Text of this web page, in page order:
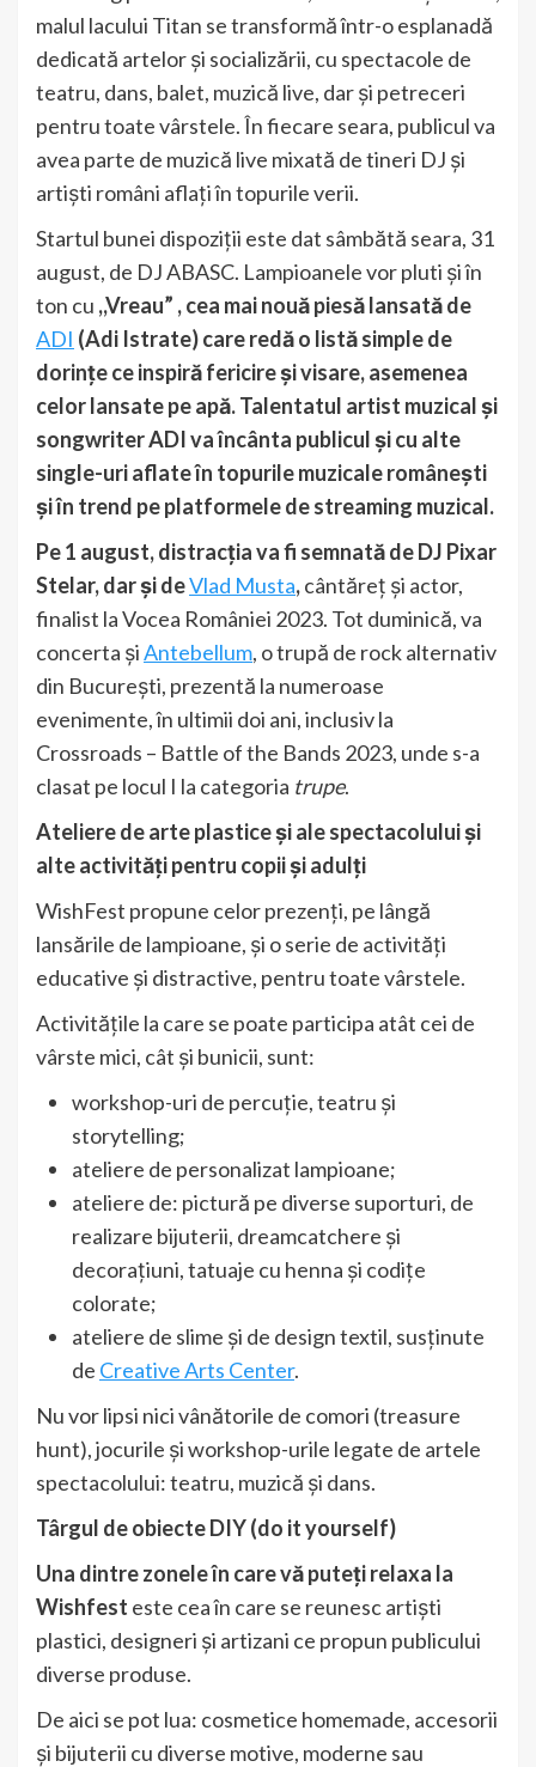
malul lacului Titan se transformă într-o esplanadă
dedicată artelor și socializării, cu spectacole de
teatru, dans, balet, muzică live, dar și petreceri
pentru toate vârstele. În fiecare seara, publicul va
avea parte de muzică live mixată de tineri DJ și
artiști români aflați în topurile verii.
Startul bunei dispoziții este dat sâmbătă seara, 31
august, de DJ ABASC. Lampioanele vor pluti și în
ton cu ,,Vreau” , cea mai nouă piesă lansată de
ADI (Adi Istrate) care redă o listă simple de
dorințe ce inspiră fericire și visare, asemenea
celor lansate pe apă. Talentatul artist muzical și
songwriter ADI va încânta publicul și cu alte
single-uri aflate în topurile muzicale românești
și în trend pe platformele de streaming muzical.
Pe 1 august, distracția va fi semnată de DJ Pixar
Stelar, dar și deVlad Musta,cântăreț și actor,
finalist la Vocea României 2023. Tot duminică, va
concerta șiAntebellum, o trupă de rock alternativ
din București, prezentă la numeroase
evenimente, în ultimii doi ani, inclusiv la
Crossroads – Battle of the Bands 2023, unde s-a
clasat pe locul I la categoria trupe.
Ateliere de arte plastice și ale spectacolului și
alte activități pentru copii și adulți
WishFest propune celor prezenți, pe lângă
lansările de lampioane, și o serie de activități
educative și distractive, pentru toate vârstele.
Activitățile la care se poate participa atât cei de
vârste mici, cât și bunicii, sunt:
workshop-uri de percuție, teatru și
storytelling;
ateliere de personalizat lampioane;
ateliere de: pictură pe diverse suporturi, de
realizare bijuterii, dreamcatchere și
decorațiuni, tatuaje cu henna și codițe
colorate;
ateliere de slime și de design textil, susținute
de Creative Arts Center.
Nu vor lipsi nici vânătorile de comori (treasure
hunt), jocurile și workshop-urile legate de artele
spectacolului: teatru, muzică și dans.
Târgul de obiecte DIY (do it yourself)
Una dintre zonele în care vă puteți relaxa la
Wishfest este cea în care se reunesc artiști
plastici, designeri și artizani ce propun publicului
diverse produse.
De aici se pot lua: cosmetice homemade, accesorii
și bijuterii cu diverse motive, moderne sau